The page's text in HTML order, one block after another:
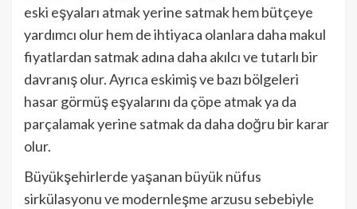
eski eşyaları atmak yerine satmak hem bütçeye
yardımcı olur hem de ihtiyaca olanlara daha makul
fiyatlardan satmak adına daha akılcı ve tutarlı bir
davranış olur. Ayrıca eskimiş ve bazı bölgeleri
hasar görmüş eşyalarını da çöpe atmak ya da
parçalamak yerine satmak da daha doğru bir karar
olur.
Büyükşehirlerde yaşanan büyük nüfus
sirkülasyonu ve modernleşme arzusu sebebiyle